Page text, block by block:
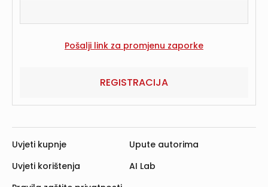
REGISTRACIJA
Uvjeti kupnje
Uvjeti korištenja
Upute autorima
AI Lab